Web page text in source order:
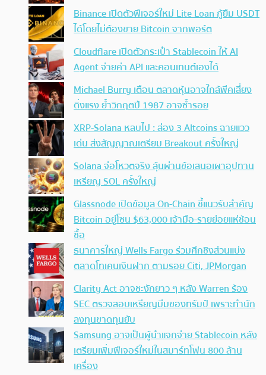
Binance เปิดตัวฟีเจอร์ใหม่ Lite Loan กู้ยืม USDT
ได้โดยไม่ต้องขาย Bitcoin จากพอร์ต
Cloudflare เปิดตัวกระเป๋า Stablecoin ให้ AI
Agent จ่ายค่า API และคอนเทนต์เองได้
Michael Burry เตือน ตลาดหุ้นอาจใกล้พีคเสี่ยง
ดิ่งแรง ย้ำวิกฤตปี 1987 อาจซ้ำรอย
XRP-Solana หลบไป : ส่อง 3 Altcoins ฉายแวว
เด่น ส่งสัญญาณเตรียม Breakout ครั้งใหญ่
Solana จ่อโหวตจริง ลุ้นผ่านข้อเสนอเผาอุปทาน
เหรียญ SOL ครั้งใหญ่
Glassnode เปิดข้อมูล On-Chain ชี้แนวรับสำคัญ
Bitcoin อยู่โซน $63,000 เจ้ามือ-รายย่อยแห่ช้อน
ซื้อ
ธนาคารใหญ่ Wells Fargo ร่วมศึกชิงส่วนแบ่ง
ตลาดโทเคนเงินฝาก ตามรอย Citi, JPMorgan
Clarity Act อาจชะงักยาว ๆ หลัง Warren ร้อง
SEC ตรวจสอบเหรียญมีมของทรัมป์ เพราะทำนัก
ลงทุนขาดทุนยับ
Samsung อาจเป็นผู้นำแจกจ่าย Stablecoin หลัง
เตรียมเพิ่มฟีเจอร์ใหม่ในสมาร์ทโฟน 800 ล้าน
เครื่อง